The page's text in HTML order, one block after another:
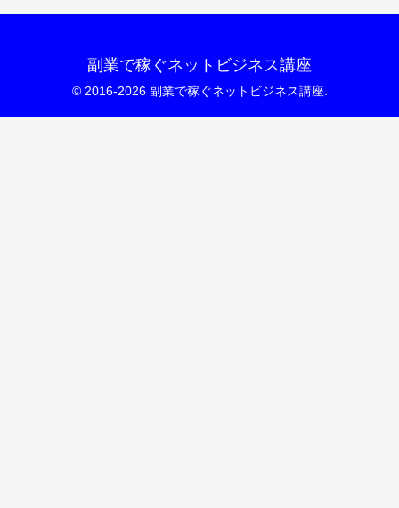
副業で稼ぐネットビジネス講座
© 2016-2026 副業で稼ぐネットビジネス講座.